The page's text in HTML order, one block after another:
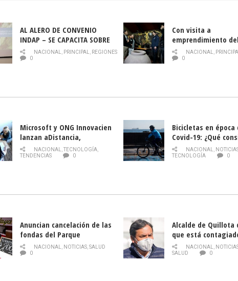
AL ALERO DE CONVENIO
INDAP – SE CAPACITA SOBRE
PLAGA DROSOPHILA SUZUKII
NACIONAL, PRINCIPAL, REGIONES
0
Con visita a
emprendimiento
y llamado al
historia campesina
NACIONAL,
0
Microsoft y ONG Innovacien
lanzan aDistancia,
plataforma con cursos
gratuitos online sobre
NACIONAL,TECNOLOGÍA,
TENDENCIAS
0
Bicicletas en época
Covid-19: ¿Qué
momento de
NACIONAL,
TECNOLOGÍA
0
Anuncian cancelación de las
fondas del Parque
O’Higgins debido al
coronavirus
NACIONAL, NOTICIAS,SALUD
0
Alcalde de Quillota
que está
COVID-19
NACIONAL,
SALUD
0